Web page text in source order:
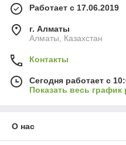
Работает с 17.06.2019
г. Алматы
Алматы, Казахстан
Контакты
Сегодня работает с
Показать весь график
О нас